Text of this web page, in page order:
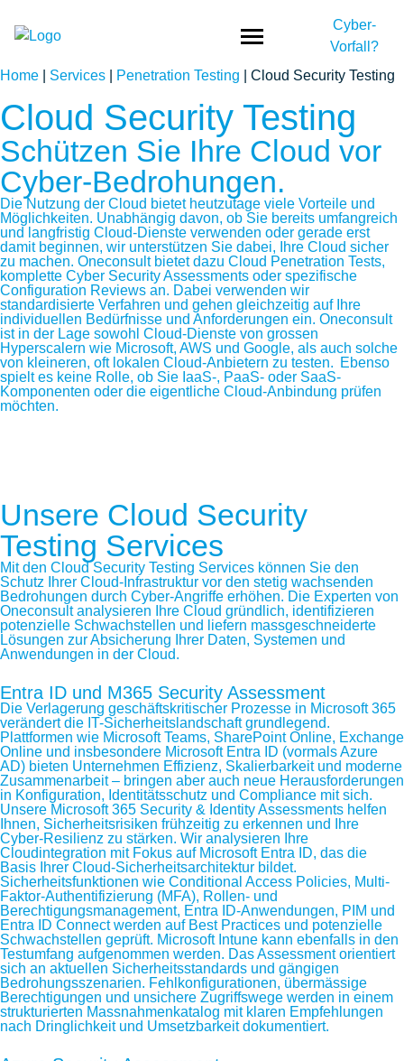
Cyber-
Vorfall?
Home
Services Penetration Testing Cloud Security Testing
Cloud Security Testing
Schützen Sie Ihre Cloud vor
Cyber-Bedrohungen.
Die Nutzung der Cloud bietet heutzutage viele Vorteile und
Möglichkeiten. Unabhängig davon, ob Sie bereits umfangreich
und langfristig Cloud-Dienste verwenden oder gerade erst
damit beginnen, wir unterstützen Sie dabei, Ihre Cloud sicher
zu machen. Oneconsult bietet dazu Cloud Penetration Tests,
komplette Cyber Security Assessments oder spezifische
Configuration Reviews an. Dabei verwenden wir
standardisierte Verfahren und gehen gleichzeitig auf Ihre
individuellen Bedürfnisse und Anforderungen ein. Oneconsult
ist in der Lage sowohl Cloud-Dienste von grossen
Hyperscalern wie Microsoft, AWS und Google, als auch solche
von kleineren, oft lokalen Cloud-Anbietern zu testen. Ebenso
spielt es keine Rolle, ob Sie IaaS-, PaaS- oder SaaS-
Komponenten oder die eigentliche Cloud-Anbindung prüfen
möchten.
Unsere Cloud Security
Testing Services
Mit den Cloud Security Testing Services können Sie den
Schutz Ihrer Cloud-Infrastruktur vor den stetig wachsenden
Bedrohungen durch Cyber-Angriffe erhöhen. Die Experten von
Oneconsult analysieren Ihre Cloud gründlich, identifizieren
potenzielle Schwachstellen und liefern massgeschneiderte
Lösungen zur Absicherung Ihrer Daten, Systemen und
Anwendungen in der Cloud.
Entra ID und M365 Security Assessment
Die Verlagerung geschäftskritischer Prozesse in Microsoft 365
verändert die IT-Sicherheitslandschaft grundlegend.
Plattformen wie Microsoft Teams, SharePoint Online, Exchange
Online und insbesondere Microsoft Entra ID (vormals Azure
AD) bieten Unternehmen Effizienz, Skalierbarkeit und moderne
Zusammenarbeit – bringen aber auch neue Herausforderungen
in Konfiguration, Identitätsschutz und Compliance mit sich.
Unsere Microsoft 365 Security & Identity Assessments helfen
Ihnen, Sicherheitsrisiken frühzeitig zu erkennen und Ihre
Cyber-Resilienz zu stärken. Wir analysieren Ihre
Cloudintegration mit Fokus auf Microsoft Entra ID, das die
Basis Ihrer Cloud-Sicherheitsarchitektur bildet.
Sicherheitsfunktionen wie Conditional Access Policies, Multi-
Faktor-Authentifizierung (MFA), Rollen- und
Berechtigungsmanagement, Entra ID-Anwendungen, PIM und
Entra ID Connect werden auf Best Practices und potenzielle
Schwachstellen geprüft. Microsoft Intune kann ebenfalls in den
Testumfang aufgenommen werden. Das Assessment orientiert
sich an aktuellen Sicherheitsstandards und gängigen
Bedrohungsszenarien. Fehlkonfigurationen, übermässige
Berechtigungen und unsichere Zugriffswege werden in einem
strukturierten Massnahmenkatalog mit klaren Empfehlungen
nach Dringlichkeit und Umsetzbarkeit dokumentiert.